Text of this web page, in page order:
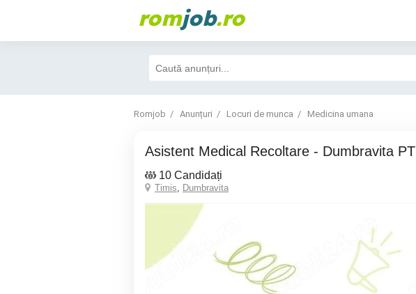
romjob.ro
Romjob Anunțuri Locuri de munca Medicina umana
Asistent Medical Recoltare - Dumbravita PT
10 Candidați
Timis, Dumbravita